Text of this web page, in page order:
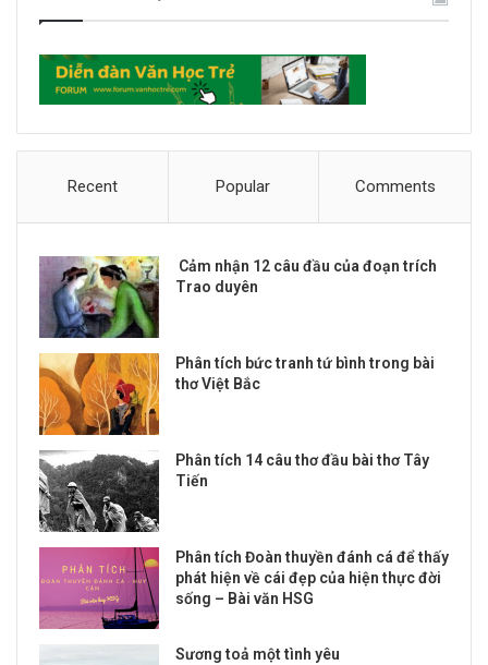
Recent Popular Comments
Cảm nhận 12 câu đầu của đoạn trích
Trao duyên
Phân tích bức tranh tứ bình trong bài
thơ Việt Bắc
Phân tích 14 câu thơ đầu bài thơ Tây
Tiến
Phân tích Đoàn thuyền đánh cá để thấy
phát hiện về cái đẹp của hiện thực đời
sống – Bài văn HSG
Sương toả một tình yêu